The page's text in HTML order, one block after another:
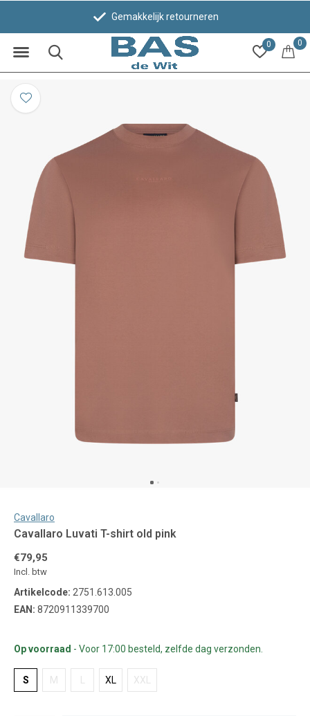
0 0
Gemakkelijk retourneren
Cavallaro
Cavallaro Luvati T-shirt old pink
€79,95
Incl. btw
Artikelcode: 2751.613.005
EAN: 8720911339700
Op voorraad - Voor 17:00 besteld, zelfde dag verzonden.
S M XL XXL